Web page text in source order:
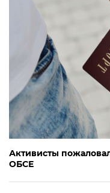
Активисты
ОБСЕ